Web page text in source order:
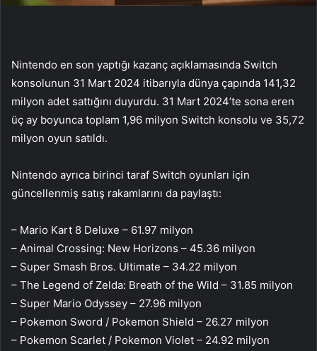
Nintendo en son yaptığı kazanç açıklamasında Switch
konsolunun 31 Mart 2024 itibarıyla dünya çapında 141,32
milyon adet sattığını duyurdu. 31 Mart 2024’te sona eren
üç ay boyunca toplam 1,96 milyon Switch konsolu ve 35,72
milyon oyun satıldı.
Nintendo ayrıca birinci taraf Switch oyunları için
güncellenmiş satış rakamlarını da paylaştı:
– Mario Kart 8 Deluxe – 61.97 milyon
– Animal Crossing: New Horizons – 45.36 milyon
– Super Smash Bros. Ultimate – 34.22 milyon
– The Legend of Zelda: Breath of the Wild – 31.85 milyon
– Super Mario Odyssey – 27.96 milyon
– Pokemon Sword / Pokemon Shield – 26.27 milyon
– Pokemon Scarlet / Pokemon Violet – 24.92 milyon